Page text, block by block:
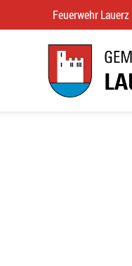
Feuerwehr Lauerz